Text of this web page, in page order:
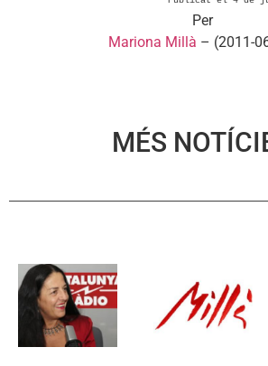
Per
Mariona Millà – (2011-
MÉS